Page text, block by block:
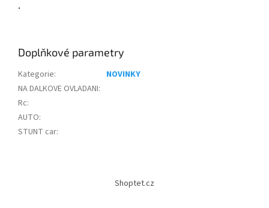
.
Doplňkové parametry
Kategorie:
NOVINKY
NA DALKOVE OVLADANI:
Rc:
AUTO:
STUNT car:
Shoptet.cz